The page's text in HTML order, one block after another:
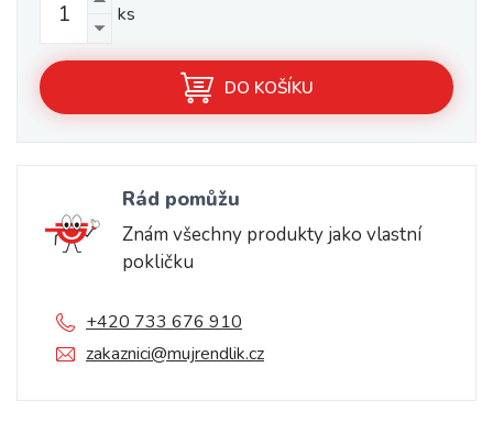
ks
DO KOŠÍKU
Rád pomůžu
Znám všechny produkty jako vlastní
pokličku
+420 733 676 910
zakaznici@mujrendlik.cz